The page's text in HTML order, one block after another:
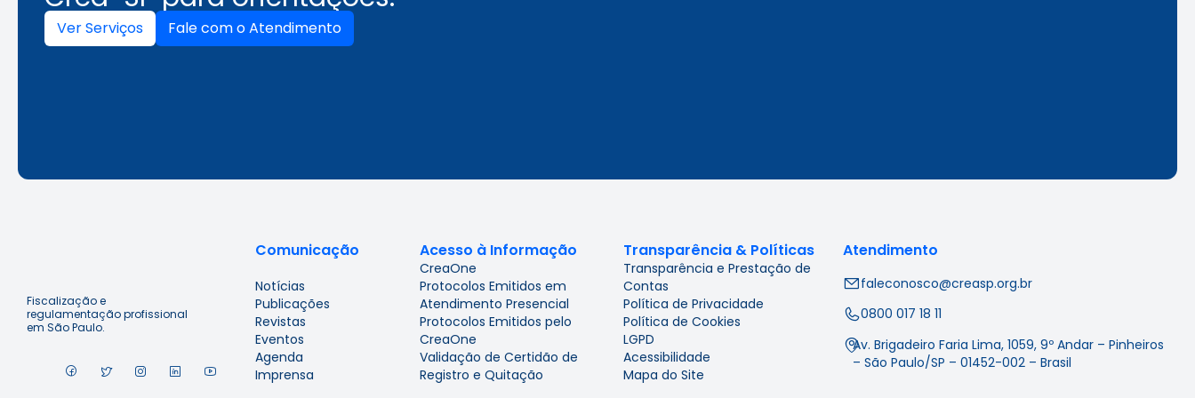
Ver Serviços Fale com o Atendimento
Fiscalização e
regulamentação profissional
em São Paulo.
Comunicação
Notícias
Publicações
Revistas
Eventos
Agenda
Imprensa
Acesso à Informação
CreaOne
Protocolos Emitidos em
Atendimento Presencial
Protocolos Emitidos pelo
CreaOne
Validação de Certidão de
Registro e Quitação
Transparência & Políticas
Transparência e Prestação de
Contas
Política de Privacidade
Política de Cookies
LGPD
Acessibilidade
Mapa do Site
Atendimento
faleconosco@creasp.org.br
0800 017 18 11
Av. Brigadeiro Faria Lima, 1059, 9º Andar – Pinheiros
– São Paulo/SP – 01452-002 – Brasil